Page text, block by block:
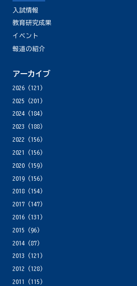
入試情報
教育研究成果
イベント
報道の紹介
アーカイブ
2026(121)
2025 (201)
2024(184)
2023 (188)
2022 (156)
2021
(156)
2020(159)
2019(156)
2018(154)
2017(147)
2016(131)
2015 (96)
2014(87)
2013 (121)
2012 (128)
2011
(115)